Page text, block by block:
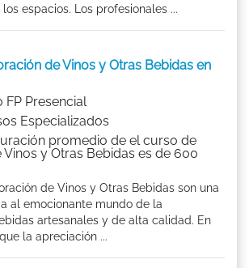
espacios. Los profesionales ...
de Vinos y Otras Bebidas en
FP Presencial
Especializados
promedio de el curso de
y Otras Bebidas es de 600
de Vinos y Otras Bebidas son una
al emocionante mundo de la
artesanales y de alta calidad. En
la apreciación ...